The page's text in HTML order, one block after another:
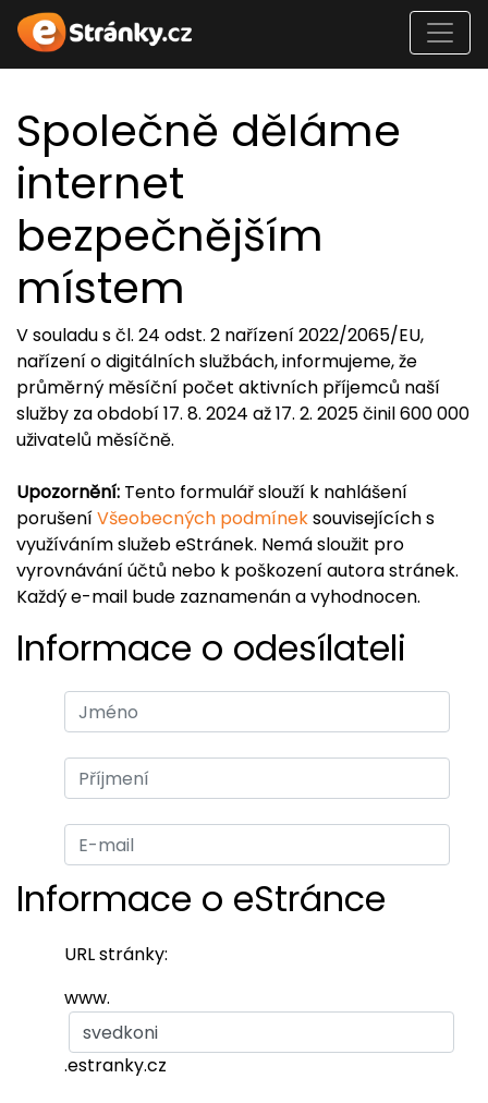
Společně děláme
internet
bezpečnějším
místem
V souladu s čl. 24 odst. 2 nařízení 2022/2065/EU,
nařízení o digitálních službách, informujeme, že
průměrný měsíční počet aktivních příjemců naší
služby za období 17. 8. 2024 až 17. 2. 2025 činil 600 000
uživatelů měsíčně.
Upozornění: Tento formulář slouží k nahlášení
porušeníVšeobecných podmíneksouvisejících s
využíváním služeb eStránek. Nemá sloužit pro
vyrovnávání účtů nebo k poškození autora stránek.
Každý e-mail bude zaznamenán a vyhodnocen.
Informace o odesílateli
Informace o eStránce
URL stránky:
www.
.estranky.cz